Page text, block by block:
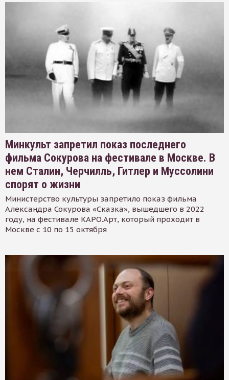
Минкульт запретил показ последнего
фильма Сокурова на фестивале в Москве. В
нем Сталин, Черчилль, Гитлер и Муссолини
спорят о жизни
Министерство культуры запретило показ фильма
Александра Сокурова «Сказка», вышедшего в 2022
году, на фестивале КАРО.Арт, который проходит в
Москве с 10 по 15 октября